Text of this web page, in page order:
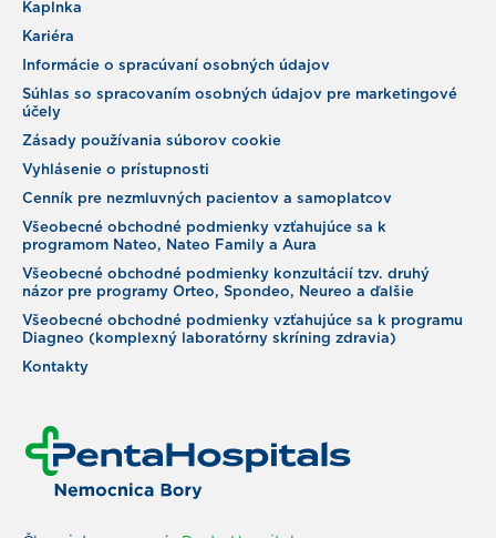
Kaplnka
Kariéra
Informácie o spracúvaní osobných údajov
Súhlas so spracovaním osobných údajov pre marketingové
účely
Zásady používania súborov cookie
Vyhlásenie o prístupnosti
Cenník pre nezmluvných pacientov a samoplatcov
Všeobecné obchodné podmienky vzťahujúce sa k
programom Nateo, Nateo Family a Aura
Všeobecné obchodné podmienky konzultácií tzv. druhý
názor pre programy Orteo, Spondeo, Neureo a ďalšie
Všeobecné obchodné podmienky vzťahujúce sa k programu
Diagneo (komplexný laboratórny skríning zdravia)
Kontakty